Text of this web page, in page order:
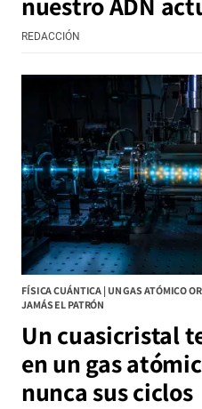
REDACCIÓN
FÍSICA CUÁNTICA | UN GAS ATÓMICO
JAMÁS EL PATRÓN
Un cuasicristal
en un gas
nunca sus ciclos